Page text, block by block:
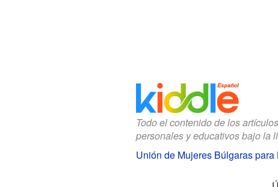
Todo el contenido de los
personales y educativos bajo la
Unión de Mujeres Búlgaras para